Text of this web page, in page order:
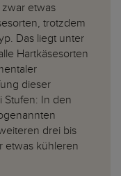
zwar etwas
trotzdem
Das liegt unter
Hartkäsesorten
dieser
Stufen: In den
drei bis
etwas kühleren